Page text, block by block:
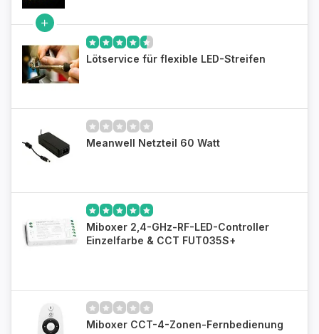
Lötservice für flexible LED-Streifen
Meanwell Netzteil 60 Watt
Miboxer 2,4-GHz-RF-LED-Controller
Einzelfarbe & CCT FUT035S+
Miboxer CCT-4-Zonen-Fernbedienung